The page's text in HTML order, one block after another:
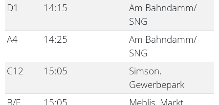
D1
14:15
Am Bahndamm/
SNG
A4
14:25
Am Bahndamm/
SNG
C12
15:05
Simson,
Gewerbepark
B/F
15:05
Mehlis, Markt